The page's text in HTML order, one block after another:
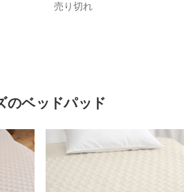
売り切れ
のベッドパッド